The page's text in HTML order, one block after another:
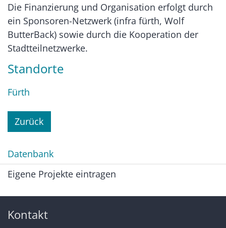
Die Finanzierung und Organisation erfolgt durch
ein Sponsoren-Netzwerk (infra fürth, Wolf
ButterBack) sowie durch die Kooperation der
Stadtteilnetzwerke.
Standorte
Fürth
Zurück
Datenbank
Eigene Projekte eintragen
Kontakt